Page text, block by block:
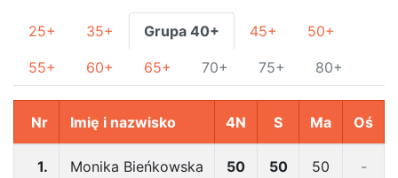
25+ 35+ Grupa 40+ 45+ 50+
55+ 60+ 65+ 70+ 75+ 80+
Nr Imię i nazwisko 4N S Ma Oś
1. Monika Bieńkowska 50 50 50 -